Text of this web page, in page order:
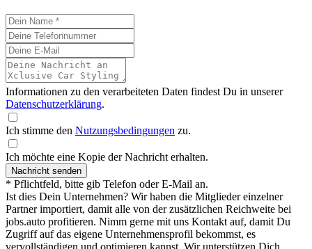
Informationen zu den verarbeiteten Daten findest Du in unserer
Datenschutzerklärung.
Ich stimme den Nutzungsbedingungen zu.
Ich möchte eine Kopie der Nachricht erhalten.
Nachricht senden
* Pflichtfeld, bitte gib Telefon oder E-Mail an.
Ist dies Dein Unternehmen? Wir haben die Mitglieder einzelner
Partner importiert, damit alle von der zusätzlichen Reichweite bei
jobs.auto profitieren. Nimm gerne mit uns Kontakt auf, damit Du
Zugriff auf das eigene Unternehmensprofil bekommst, es
vervollständigen und optimieren kannst. Wir unterstützen Dich